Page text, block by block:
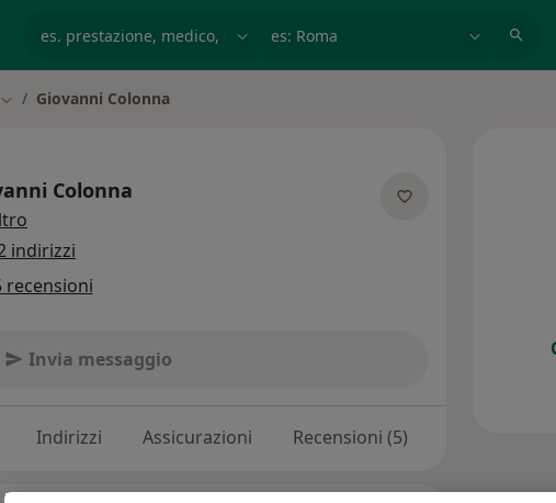
Cambia città
Giovanni Colonna
Colonna
indirizzi
recensioni
Invia messaggio
Indirizzi Assicurazioni Recensioni (5)